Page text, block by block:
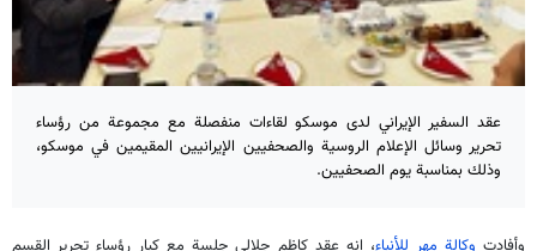
عقد السفير الإيراني لدى موسكو لقاءات منفصلة مع مجموعة من رؤساء
تحرير وسائل الإعلام الروسية والصحفيين الإيرانيين المقيمين في موسكو،
وذلك بمناسبة يوم الصحفيين.